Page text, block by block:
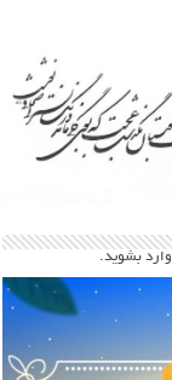
وارد بشوید.